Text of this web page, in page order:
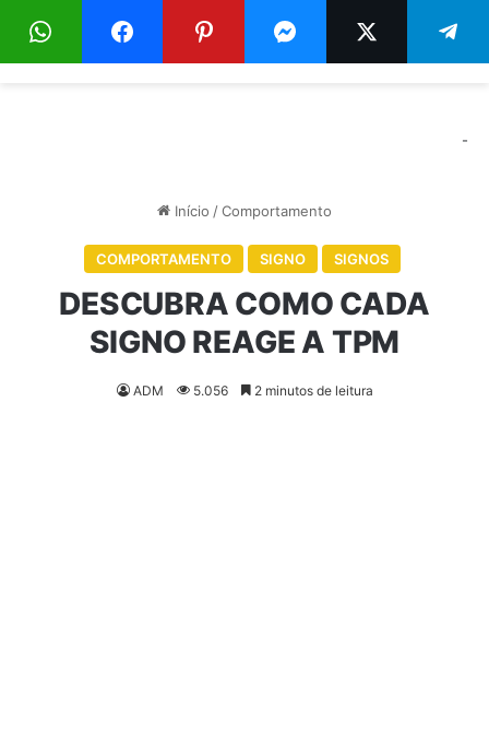
Menu
-
Início /Comportamento
COMPORTAMENTO SIGNO SIGNOS
DESCUBRA COMO CADA
SIGNO REAGE A TPM
ADM 5.056 2 minutos de leitura